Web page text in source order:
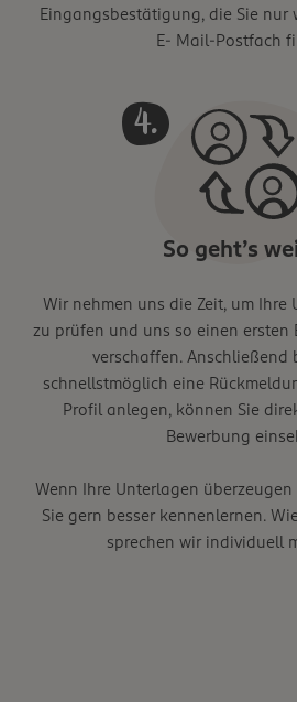
Eingangsbestätigung, die Sie nur
E- Mail-Postfach
So geht’s
Wir nehmen uns die Zeit, um
zu prüfen und uns so einen ersten
verschaffen. Anschließend
schnellstmöglich eine
Profil anlegen, können Sie
Bewerbung
Wenn Ihre Unterlagen
Sie gern besser kennenlernen.
sprechen wir individuell